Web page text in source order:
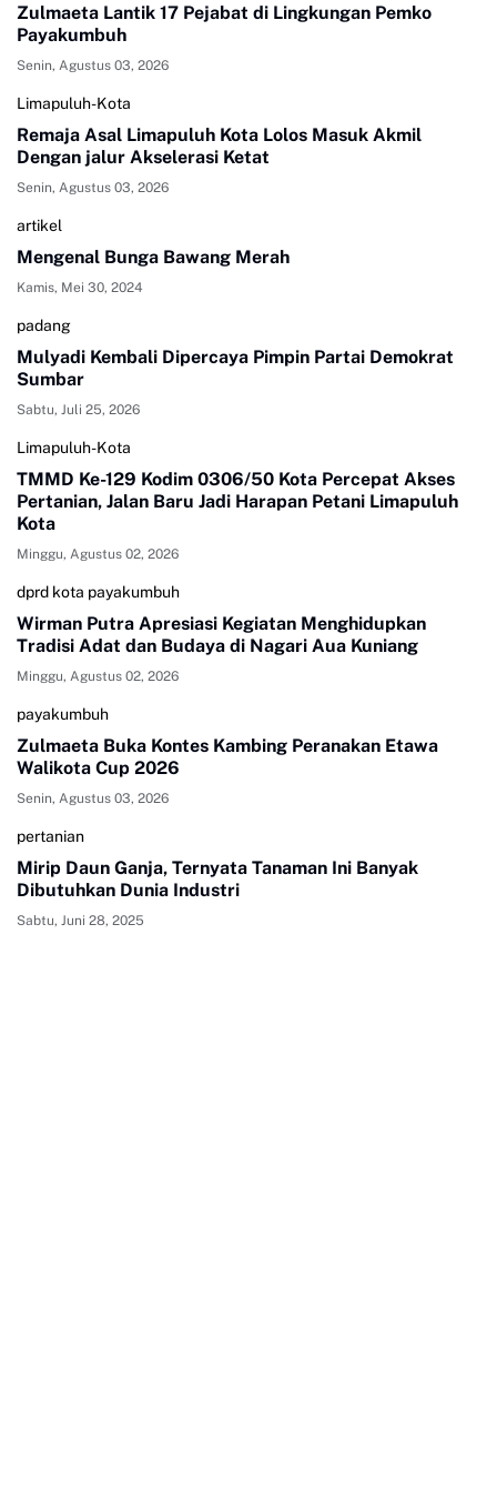
Zulmaeta Lantik 17 Pejabat di Lingkungan Pemko
Payakumbuh
Senin, Agustus 03, 2026
Limapuluh-Kota
Remaja Asal Limapuluh Kota Lolos Masuk Akmil
Dengan jalur Akselerasi Ketat
Senin, Agustus 03, 2026
artikel
Mengenal Bunga Bawang Merah
Kamis, Mei 30, 2024
padang
Mulyadi Kembali Dipercaya Pimpin Partai Demokrat
Sumbar
Sabtu, Juli 25, 2026
Limapuluh-Kota
TMMD Ke-129 Kodim 0306/50 Kota Percepat Akses
Pertanian, Jalan Baru Jadi Harapan Petani Limapuluh
Kota
Minggu, Agustus 02, 2026
dprd kota payakumbuh
Wirman Putra Apresiasi Kegiatan Menghidupkan
Tradisi Adat dan Budaya di Nagari Aua Kuniang
Minggu, Agustus 02, 2026
payakumbuh
Zulmaeta Buka Kontes Kambing Peranakan Etawa
Walikota Cup 2026
Senin, Agustus 03, 2026
pertanian
Mirip Daun Ganja, Ternyata Tanaman Ini Banyak
Dibutuhkan Dunia Industri
Sabtu, Juni 28, 2025